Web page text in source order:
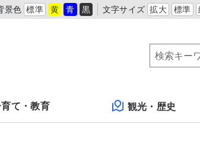
景色 標準 黄 青 黒 文字サイズ 拡大 標準
て・教育 観光・歴史